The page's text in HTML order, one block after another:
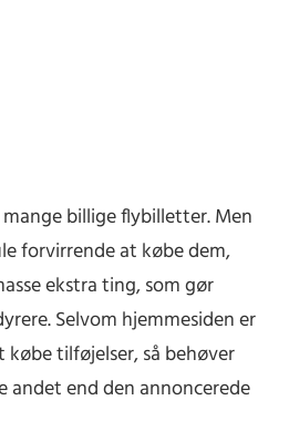
billige flybilletter. Men
forvirrende at købe dem,
ekstra ting, som gør
Selvom hjemmesiden er
tilføjelser, så behøver
andet end den annoncerede